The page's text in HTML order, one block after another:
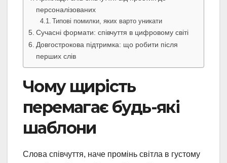
персоналізованих
Типові помилки, яких варто уникати
Сучасні формати: співчуття в цифровому світі
Довгострокова підтримка: що робити після
перших слів
Чому щирість
перемагає будь-які
шаблони
Слова співчуття, наче промінь світла в густому